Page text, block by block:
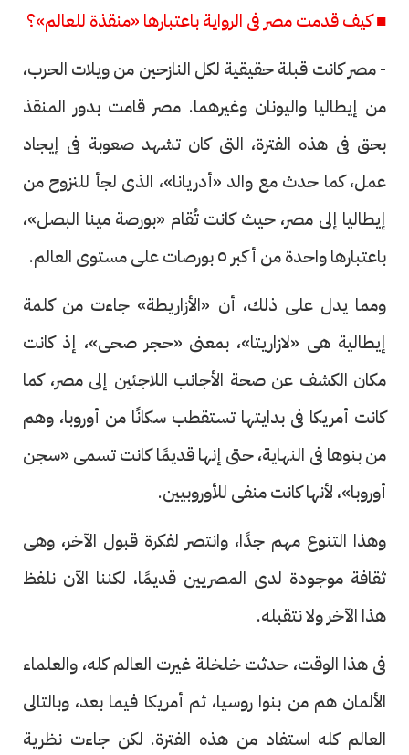
■ كيف قدمت مصر فى الرواية باعتبارها «منقذة للعالم»؟
- مصر كانت قبلة حقيقية لكل النازحين من ويلات الحرب،
من إيطاليا واليونان وغيرهما. مصر قامت بدور المنقذ
بحق فى هذه الفترة، التى كان تشهد صعوبة فى إيجاد
عمل، كما حدث مع والد «أدريانا»، الذى لجأ للنزوح من
إيطاليا إلى مصر، حيث كانت تُقام «بورصة مينا البصل»،
باعتبارها واحدة من أكبر ٥ بورصات على مستوى العالم.
ومما يدل على ذلك، أن «الأزاريطة» جاءت من كلمة
إيطالية هى «لازاريتا»، بمعنى «حجر صحى»، إذ كانت
مكان الكشف عن صحة الأجانب اللاجئين إلى مصر، كما
كانت أمريكا فى بدايتها تستقطب سكانًا من أوروبا، وهم
من بنوها فى النهاية، حتى إنها قديمًا كانت تسمى «سجن
أوروبا»، لأنها كانت منفى للأوروبيين.
وهذا التنوع مهم جدًا، وانتصر لفكرة قبول الآخر، وهى
ثقافة موجودة لدى المصريين قديمًا، لكننا الآن نلفظ
هذا الآخر ولا نتقبله.
فى هذا الوقت، حدثت خلخلة غيرت العالم كله، والعلماء
الألمان هم من بنوا روسيا، ثم أمريكا فيما بعد، وبالتالى
العالم كله استفاد من هذه الفترة. لكن جاءت نظرية